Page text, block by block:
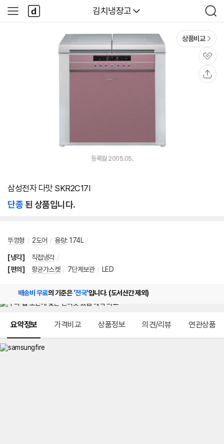
다나와
김치냉장고
검
색
사
이
다
나
와
상품비교
관
심
등록월 2005.05.
삼성전자 다맛 SKR2C17I
단종된 상품입니다.
뚜껑형 / 2도어 / 용량: 174L /
[냉각] 직접냉각 /
[편의]
항균가스켓 / 7단계보관 / LED
배송비 무료의 기준은'전국'입니다. (도서산간 제외)
요약정보 가격비교 상품정보 의견/리뷰 연관상품